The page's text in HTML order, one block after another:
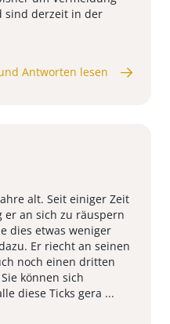
sind derzeit in der
Antworten lesen
alt. Seit einiger Zeit
er an sich zu räuspern
dies etwas weniger
Er riecht an seinen
noch einen dritten
können sich
diese Ticks gera ...